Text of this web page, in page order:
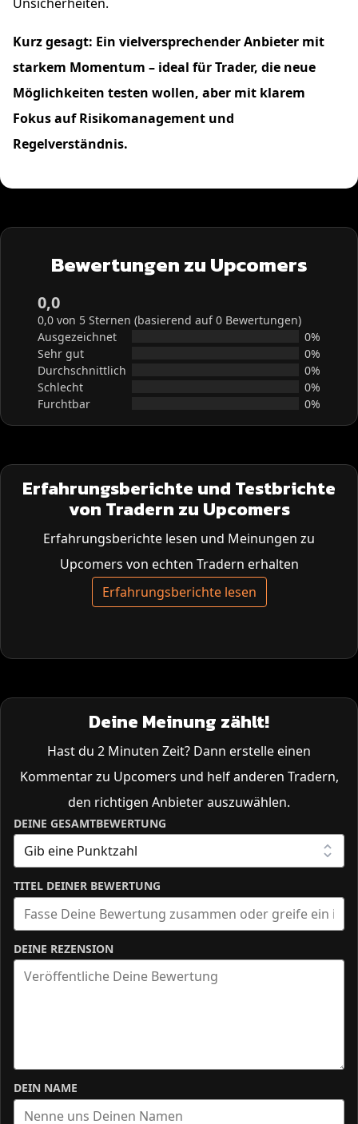
Kurz gesagt: Ein vielversprechender Anbieter mit
starkem Momentum – ideal für Trader, die neue
Möglichkeiten testen wollen, aber mit klarem
Fokus auf Risikomanagement und
Regelverständnis.
Bewertungen zu Upcomers
0,0
0,0 von 5 Sternen (basierend auf 0 Bewertungen)
Ausgezeichnet
0%
Sehr gut
0%
Durchschnittlich
0%
Schlecht
0%
Furchtbar
0%
Erfahrungsberichte und Testbrichte
von Tradern zu Upcomers
Erfahrungsberichte lesen und Meinungen zu
Upcomers von echten Tradern erhalten
Erfahrungsberichte lesen
Deine Meinung zählt!
Hast du 2 Minuten Zeit? Dann erstelle einen
Kommentar zu Upcomers und helf anderen Tradern,
den richtigen Anbieter auszuwählen.
DEINE GESAMTBEWERTUNG
TITEL DEINER BEWERTUNG
DEINE REZENSION
DEIN NAME